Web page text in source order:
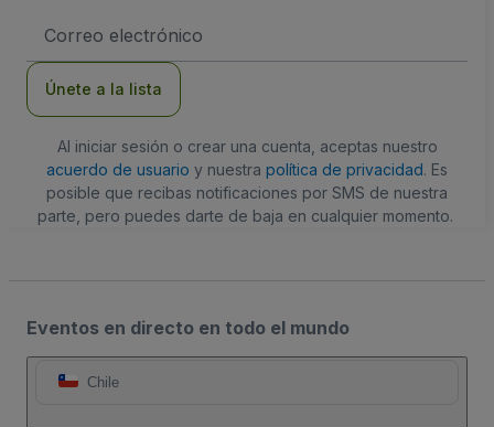
de
Únete a la lista
Al iniciar sesión o crear una cuenta, aceptas nuestro
acuerdo de usuario y nuestra política de privacidad. Es
posible que recibas notificaciones por SMS de nuestra
parte, pero puedes darte de baja en cualquier momento.
Eventos en directo en todo el mundo
Chile